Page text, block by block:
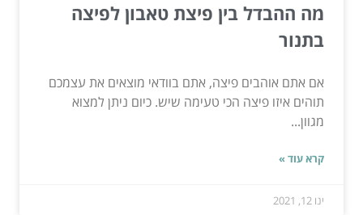
מה ההבדל בין פיצת טאבון לפיצה
בתנור
אם אתם אוהבים פיצה, אתם בוודאי מוצאים את עצמכם
תוהים איזו פיצה הכי טעימה שיש. כיום ניתן למצוא
מגוון...
קרא עוד »
ינו 12, 2021